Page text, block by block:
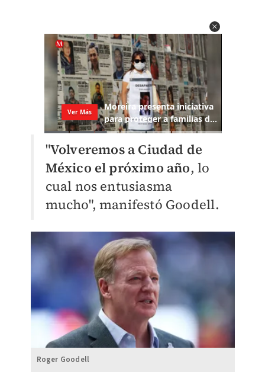
"Volveremos a Ciudad de
México el próximo año, lo
cual nos entusiasma
mucho", manifestó Goodell.
Roger Goodell